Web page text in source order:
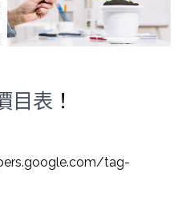
目表 ！
tag-